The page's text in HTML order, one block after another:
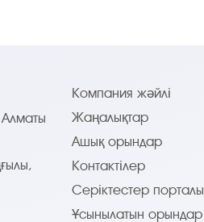
Алматы
Компания жәйлі
Жаңалықтар
Ашық орындар
Контактілер
Серіктестер порталы
Ұсынылатын орындар